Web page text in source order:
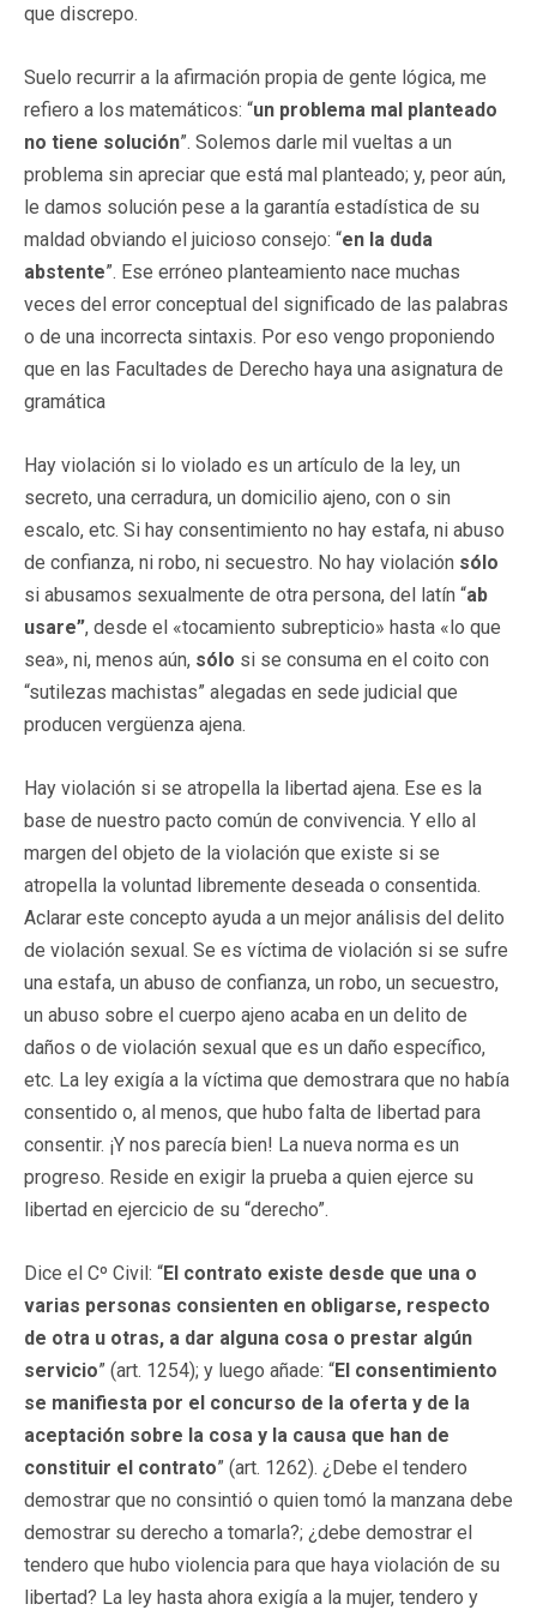
que discrepo.
Suelo recurrir a la afirmación propia de gente lógica, me
refiero a los matemáticos: “un problema mal planteado
no tiene solución”. Solemos darle mil vueltas a un
problema sin apreciar que está mal planteado; y, peor aún,
le damos solución pese a la garantía estadística de su
maldad obviando el juicioso consejo: “en la duda
abstente”. Ese erróneo planteamiento nace muchas
veces del error conceptual del significado de las palabras
o de una incorrecta sintaxis. Por eso vengo proponiendo
que en las Facultades de Derecho haya una asignatura de
gramática
Hay violación si lo violado es un artículo de la ley, un
secreto, una cerradura, un domicilio ajeno, con o sin
escalo, etc. Si hay consentimiento no hay estafa, ni abuso
de confianza, ni robo, ni secuestro. No hay violación sólo
si abusamos sexualmente de otra persona, del latín “ab
usare”, desde el «tocamiento subrepticio» hasta «lo que
sea», ni, menos aún, sólo si se consuma en el coito con
“sutilezas machistas” alegadas en sede judicial que
producen vergüenza ajena.
Hay violación si se atropella la libertad ajena. Ese es la
base de nuestro pacto común de convivencia. Y ello al
margen del objeto de la violación que existe si se
atropella la voluntad libremente deseada o consentida.
Aclarar este concepto ayuda a un mejor análisis del delito
de violación sexual. Se es víctima de violación si se sufre
una estafa, un abuso de confianza, un robo, un secuestro,
un abuso sobre el cuerpo ajeno acaba en un delito de
daños o de violación sexual que es un daño específico,
etc. La ley exigía a la víctima que demostrara que no había
consentido o, al menos, que hubo falta de libertad para
consentir. ¡Y nos parecía bien! La nueva norma es un
progreso. Reside en exigir la prueba a quien ejerce su
libertad en ejercicio de su “derecho”.
Dice el Cº Civil: “El contrato existe desde que una o
varias personas consienten en obligarse, respecto
de otra u otras, a dar alguna cosa o prestar algún
servicio” (art. 1254); y luego añade: “El consentimiento
se manifiesta por el concurso de la oferta y de la
aceptación sobre la cosa y la causa que han de
constituir el contrato” (art. 1262). ¿Debe el tendero
demostrar que no consintió o quien tomó la manzana debe
demostrar su derecho a tomarla?; ¿debe demostrar el
tendero que hubo violencia para que haya violación de su
libertad? La ley hasta ahora exigía a la mujer, tendero y